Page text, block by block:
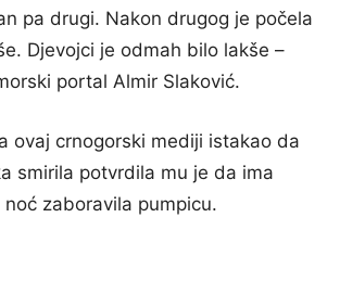
pa drugi. Nakon drugog je počela
Djevojci je odmah bilo lakše –
portal Almir Slaković.
ovaj crnogorski mediji istakao da
smirila potvrdila mu je da ima
zaboravila pumpicu.